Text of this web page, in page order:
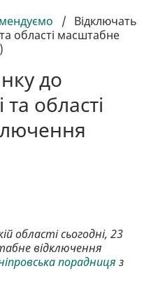
/ Відключать
області масштабне
до
області
області сьогодні, 23
відключення
порадниця з